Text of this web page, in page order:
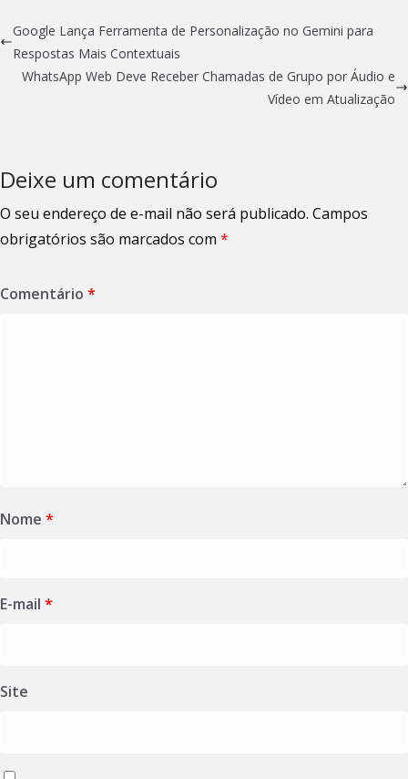
Google Lança Ferramenta de Personalização no Gemini para
Respostas Mais Contextuais
WhatsApp Web Deve Receber Chamadas de Grupo por Áudio e
Vídeo em Atualização
Deixe um comentário
O seu endereço de e-mail não será publicado. Campos
obrigatórios são marcados com *
Comentário *
Nome *
E-mail *
Site